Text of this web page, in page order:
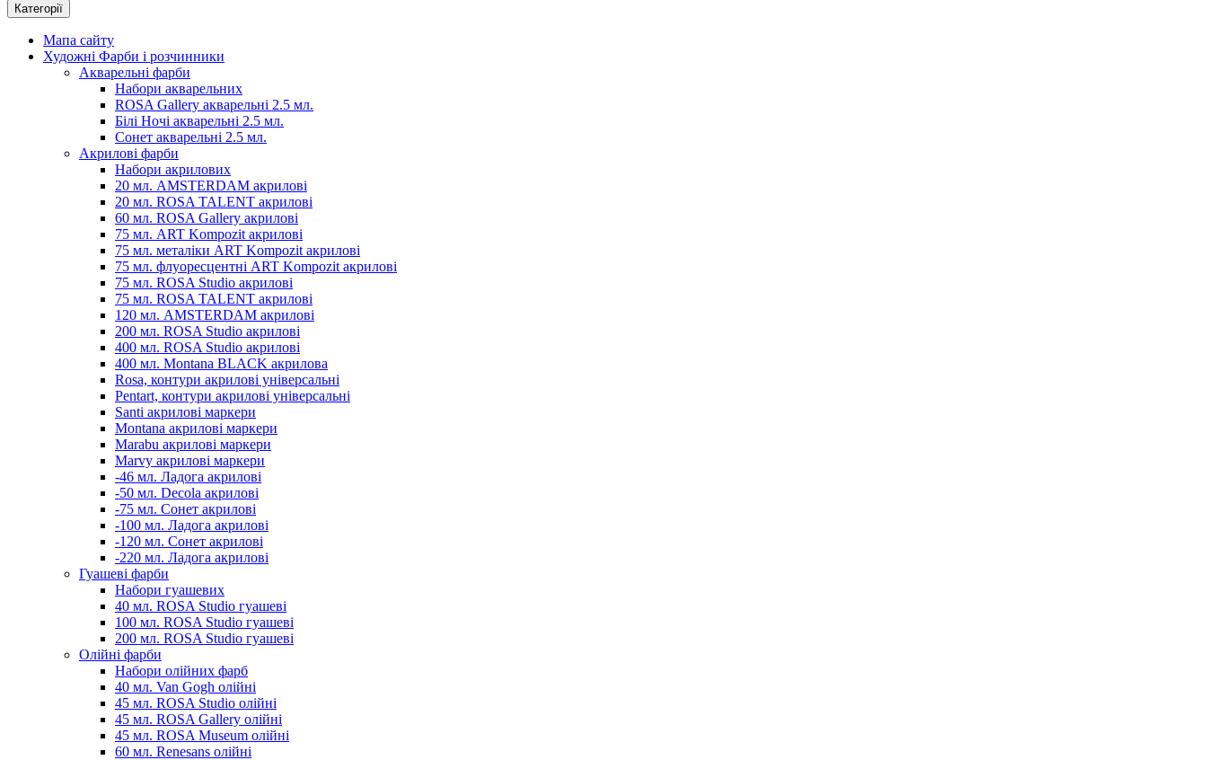
Категорії
Мапа сайту
Художні Фарби і розчинники
Акварельні фарби
Набори акварельних
ROSA Gallery акварельні 2.5 мл.
Білі Ночі акварельні 2.5 мл.
Сонет акварельні 2.5 мл.
Акрилові фарби
Набори акрилових
20 мл. AMSTERDAM акрилові
20 мл. ROSA TALENT акрилові
60 мл. ROSA Gallery акрилові
75 мл. ART Kompozit акрилові
75 мл. металіки ART Kompozit акрилові
75 мл. флуоресцентні ART Kompozit акрилові
75 мл. ROSA Studio акрилові
75 мл. ROSA TALENT акрилові
120 мл. AMSTERDAM акрилові
200 мл. ROSA Studio акрилові
400 мл. ROSA Studio акрилові
400 мл. Montana BLACK акрилова
Rosa, контури акрилові універсальні
Pentart, контури акрилові універсальні
Santi акрилові маркери
Montana акрилові маркери
Marabu акрилові маркери
Marvy акрилові маркери
-46 мл. Ладога акрилові
-50 мл. Decola акрилові
-75 мл. Сонет акрилові
-100 мл. Ладога акрилові
-120 мл. Сонет акрилові
-220 мл. Ладога акрилові
Гуашеві фарби
Набори гуашевих
40 мл. ROSA Studio гуашеві
100 мл. ROSA Studio гуашеві
200 мл. ROSA Studio гуашеві
Олійні фарби
Набори олійних фарб
40 мл. Van Gogh олійні
45 мл. ROSA Studio олійні
45 мл. ROSA Gallery олійні
45 мл. ROSA Museum олійні
60 мл. Renesans олійні